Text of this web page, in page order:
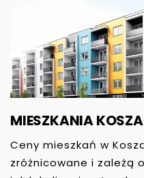
MIESZKANIA
Ceny mieszkań w
zróżnicowane i zależą